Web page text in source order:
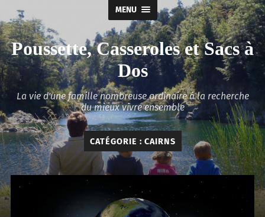
MENU
Poussette, Casseroles et Sacs à
Dos
La vie d'une famille nombreuse ordinaire à la recherche
du mieux vivre ensemble
CATÉGORIE : CAIRNS